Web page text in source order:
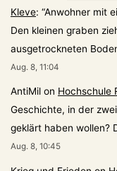
Kleve: “Anwohner mit
Den kleinen graben
ausgetrockneten
Aug. 8, 11:04
AntiMil on Hochschule
Geschichte, in der
geklärt haben wollen?
Aug. 8, 10:45